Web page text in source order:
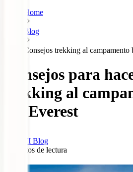
Home
Blog
Consejos trekking al campamento
Consejos para
trekking al
del Everest
IATI Blog
minutos de lectura